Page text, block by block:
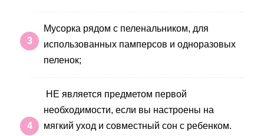
Мусорка рядом с пеленальником, для
использованных памперсов и одноразовых
пеленок;
НЕ является предметом первой
необходимости, если вы настроены на
мягкий уход и совместный сон с ребенком.